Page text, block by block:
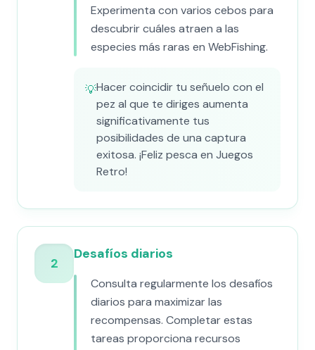
Experimenta con varios cebos para
descubrir cuáles atraen a las
especies más raras en WebFishing.
💡Hacer coincidir tu señuelo con el
pez al que te diriges aumenta
significativamente tus
posibilidades de una captura
exitosa. ¡Feliz pesca en Juegos
Retro!
2
Desafíos diarios
Consulta regularmente los desafíos
diarios para maximizar las
recompensas. Completar estas
tareas proporciona recursos